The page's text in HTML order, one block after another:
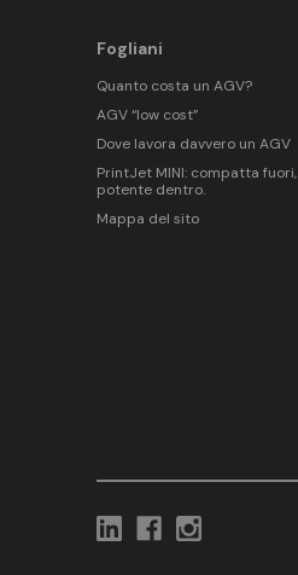
Fogliani
Quanto costa un AGV?
AGV “low cost”
Dove lavora davvero un AGV
PrintJet MINI: compatta fuori,
potente dentro.
Mappa del sito